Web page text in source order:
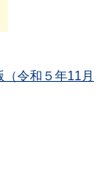
令和５年11月